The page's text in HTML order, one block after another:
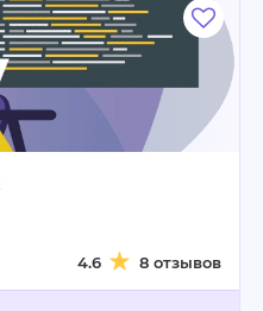
4.6 8 отзывов